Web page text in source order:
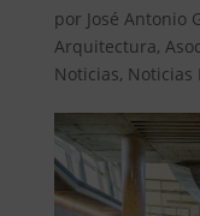
por José Antonio
Arquitectura,
Noticias, Noticias